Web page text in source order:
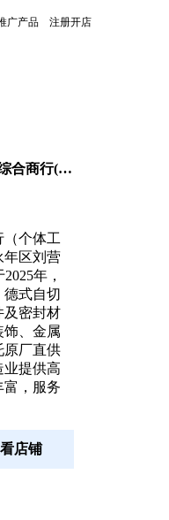
广产品 注册开店
合商行(个
（个体工
年区刘营
年，
德式自切
及密封材
饰、金属
原厂直供
业提供高
富，服务
店铺